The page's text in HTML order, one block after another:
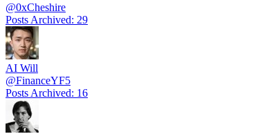
@0xCheshire
Posts Archived: 29
AI Will
@FinanceYF5
Posts Archived: 16